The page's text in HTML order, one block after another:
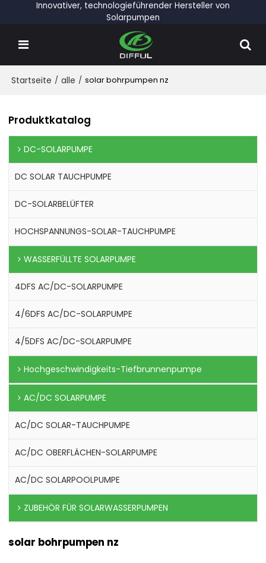
Innovativer, technologieführender Hersteller von
Solarpumpen
Startseite / alle / solar bohrpumpen nz
Produktkatalog
DC-SOLARPUMPE
DC SOLAR TAUCHPUMPE
DC-SOLARBELÜFTER
HOCHSPANNUNGS-SOLAR-TAUCHPUMPE
WASSERFÜLLTE SOLARPUMPE
4DFS AC/DC-SOLARPUMPE
4/6DFS AC/DC-SOLARPUMPE
4/5DFS AC/DC-SOLARPUMPE
Hochgeschwindigkeits-Tiefbrunnenpumpe
AC/DC SOLARPUMPE
AC/DC SOLAR-TAUCHPUMPE
AC/DC OBERFLÄCHEN-SOLARPUMPE
AC/DC SOLARPOOLPUMPE
ZUBEHÖR FÜR SOLARWASSERPUMPEN
solar bohrpumpen nz